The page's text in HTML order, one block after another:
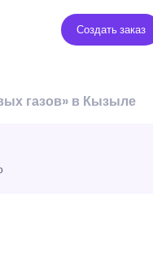
Создать заказ
газов» в Кызыле